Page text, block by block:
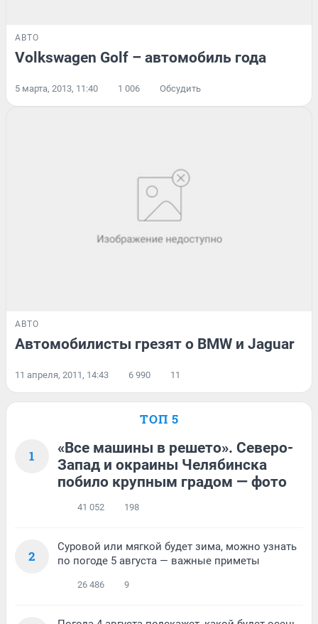
АВТО
Volkswagen Golf – автомобиль года
5 марта, 2013, 11:40 1 006 Обсудить
АВТО
Автомобилисты грезят о BMW и Jaguar
11 апреля, 2011, 14:43 6 990 11
ТОП 5
1
«Все машины в решето». Северо-
Запад и окраины Челябинска
побило крупным градом — фото
41 052 198
2
Суровой или мягкой будет зима, можно узнать
по погоде 5 августа — важные приметы
26 486 9